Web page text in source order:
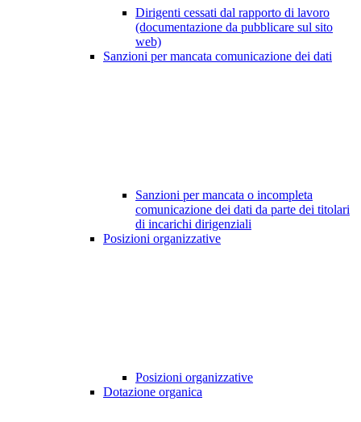
Dirigenti cessati dal rapporto di lavoro
(documentazione da pubblicare sul sito
web)
Sanzioni per mancata comunicazione dei dati
Sanzioni per mancata o incompleta
comunicazione dei dati da parte dei titolari
di incarichi dirigenziali
Posizioni organizzative
Posizioni organizzative
Dotazione organica